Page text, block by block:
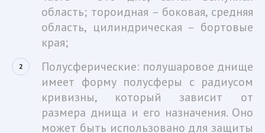
область; тороидная – боковая, средняя
область, цилиндрическая – бортовые
края;
Полусферические: полушаровое днище
имеет форму полусферы с радиусом
кривизны, который зависит от
размера днища и его назначения. Оно
может быть использовано для защиты